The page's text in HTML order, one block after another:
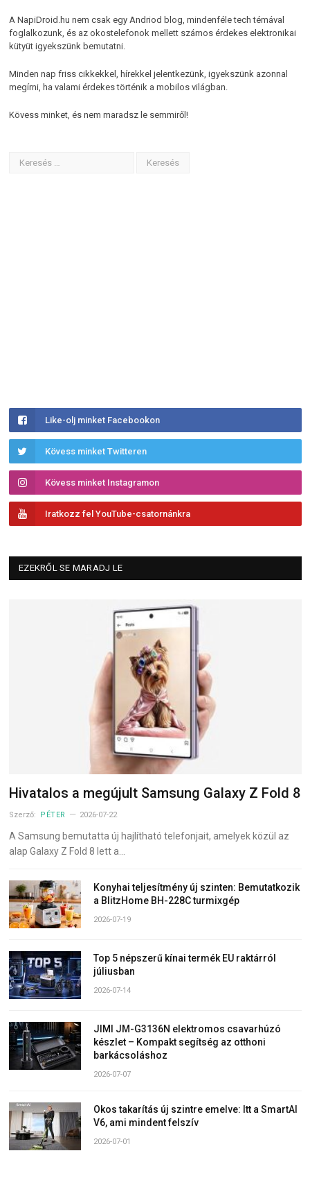
A NapiDroid.hu nem csak egy Andriod blog, mindenféle tech témával
foglalkozunk, és az okostelefonok mellett számos érdekes elektronikai
kütyüt igyekszünk bemutatni.
Minden nap friss cikkekkel, hírekkel jelentkezünk, igyekszünk azonnal
megírni, ha valami érdekes történik a mobilos világban.
Kövess minket, és nem maradsz le semmiről!
Like-olj minket Facebookon
Kövess minket Twitteren
Kövess minket Instagramon
Iratkozz fel YouTube-csatornánkra
EZEKRŐL SE MARADJ LE
Hivatalos a megújult Samsung Galaxy Z Fold 8
Szerző: PÉTER 2026-07-22
A Samsung bemutatta új hajlítható telefonjait, amelyek közül az
alap Galaxy Z Fold 8 lett a…
Konyhai teljesítmény új szinten: Bemutatkozik
a BlitzHome BH-228C turmixgép
2026-07-19
Top 5 népszerű kínai termék EU raktárról
júliusban
2026-07-14
JIMI JM-G3136N elektromos csavarhúzó
készlet – Kompakt segítség az otthoni
barkácsoláshoz
2026-07-07
Okos takarítás új szintre emelve: Itt a SmartAI
V6, ami mindent felszív
2026-07-01